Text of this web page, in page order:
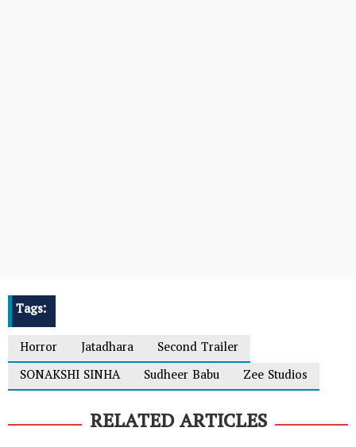
Tags:
Horror
Jatadhara
Second Trailer
SONAKSHI SINHA
Sudheer Babu Zee Studios
RELATED ARTICLES